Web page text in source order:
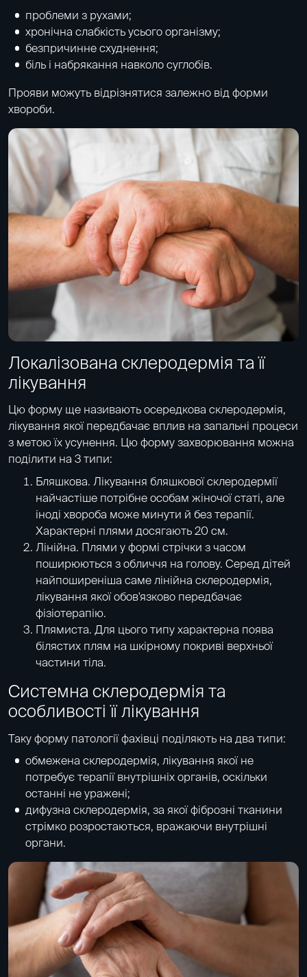
проблеми з рухами;
хронічна слабкість усього організму;
безпричинне схуднення;
біль і набрякання навколо суглобів.
Прояви можуть відрізнятися залежно від форми
хвороби.
Локалізована склеродермія та її
лікування
Цю форму ще називають осередкова склеродермія,
лікування якої передбачає вплив на запальні процеси
з метою їх усунення. Цю форму захворювання можна
поділити на 3 типи:
Бляшкова. Лікування бляшкової склеродермії
найчастіше потрібне особам жіночої статі, але
іноді хвороба може минути й без терапії.
Характерні плями досягають 20 см.
Лінійна. Плями у формі стрічки з часом
поширюються з обличчя на голову. Серед дітей
найпоширеніша саме лінійна склеродермія,
лікування якої обов'язково передбачає
фізіотерапію.
Плямиста. Для цього типу характерна поява
білястих плям на шкірному покриві верхньої
частини тіла.
Системна склеродермія та
особливості її лікування
Таку форму патології фахівці поділяють на два типи:
обмежена склеродермія, лікування якої не
потребує терапії внутрішніх органів, оскільки
останні не уражені;
дифузна склеродермія, за якої фіброзні тканини
стрімко розростаються, вражаючи внутрішні
органи.